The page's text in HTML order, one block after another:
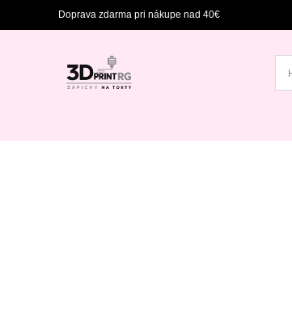
Doprava zdarma pri nákupe nad 40€